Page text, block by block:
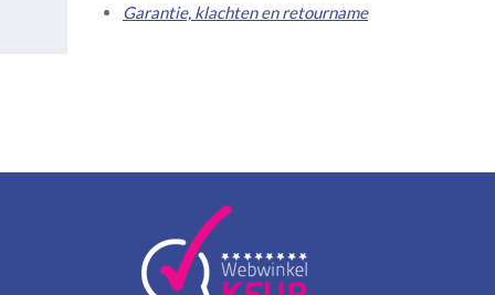
Garantie, klachten en retourname